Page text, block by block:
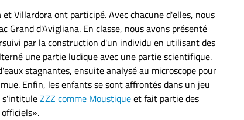
Villardora ont participé. Avec chacune d'elles, nous
d'Avigliana. En classe, nous avons présenté
par la construction d'un individu en utilisant des
une partie ludique avec une partie scientifique.
stagnantes, ensuite analysé au microscope pour
Enfin, les enfants se sont affrontés dans un jeu
s'intituleZZZ comme Moustiqueet fait partie des